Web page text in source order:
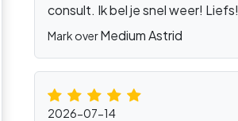
consult. Ik bel je snel weer! Liefs!
Mark overMedium Astrid
2026-07-14